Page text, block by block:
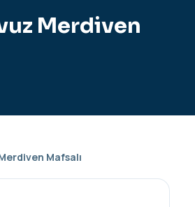
Merdiven
Mafsalı